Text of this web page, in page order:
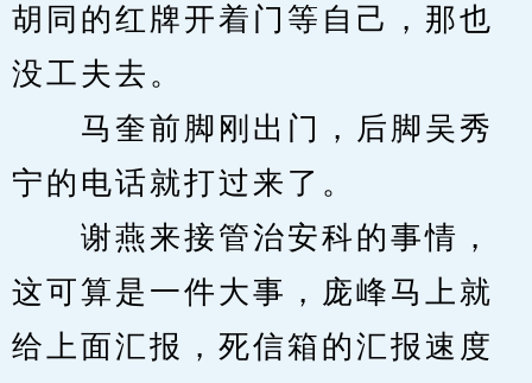
胡同的红牌开着门等自己，那也
没工夫去。
马奎前脚刚出门，后脚吴秀
宁的电话就打过来了。
谢燕来接管治安科的事情，
这可算是一件大事，庞峰马上就
给上面汇报，死信箱的汇报速度